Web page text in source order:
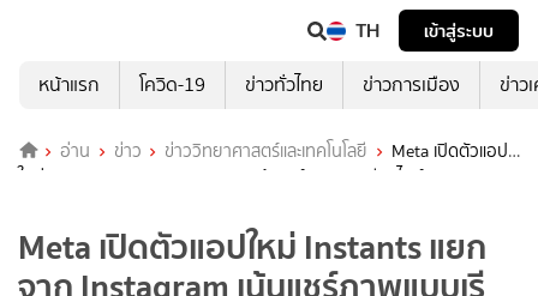
TH
เข้าสู่ระบบ
หน้าแรก
โควิด-19 ข่าวทั่วไทย ข่าวการเมือง ข่าว
อ่าน ข่าว ข่าววิทยาศาสตร์และเทคโนโลยี
Meta เปิดตัวแอป
ใหม่ Instants แยกจาก Instagram เน้นแชร์ภาพแบบเรียลไทม์
Meta เปิดตัวแอปใหม่ Instants แยก